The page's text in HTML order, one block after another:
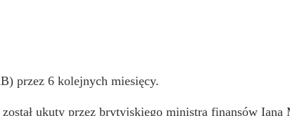
przez 6 kolejnych miesięcy.
ukuty przez brytyjskiego ministra finansów Iana